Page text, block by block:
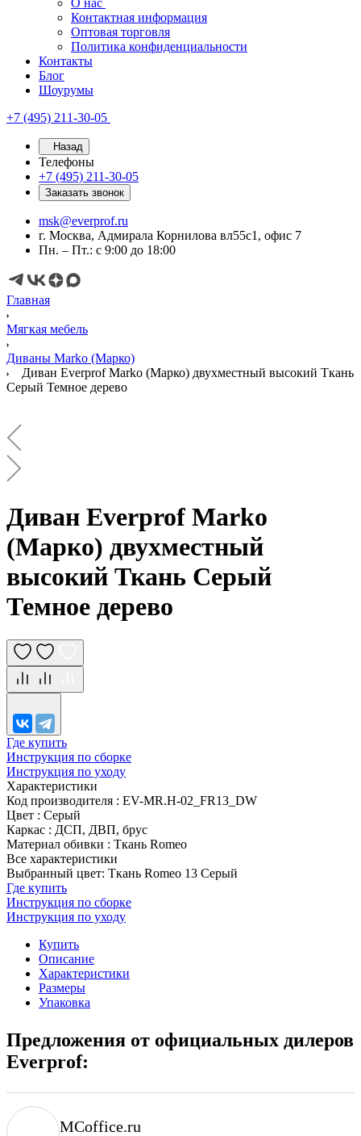
О нас
Контактная информация
Оптовая торговля
Политика конфиденциальности
Контакты
Блог
Шоурумы
+7 (495) 211-30-05
Назад
Телефоны
+7 (495) 211-30-05
Заказать звонок
msk@everprof.ru
г. Москва, Адмирала Корнилова вл55с1, офис 7
Пн. – Пт.: с 9:00 до 18:00
Главная
Мягкая мебель
Диваны Marko (Марко)
Диван Everprof Marko (Марко) двухместный высокий Ткань
Серый Темное дерево
Диван Everprof Marko
(Марко) двухместный
высокий Ткань Серый
Темное дерево
Где купить
Инструкция по сборке
Инструкция по уходу
Характеристики
Код производителя : EV-MR.H-02_FR13_DW
Цвет : Серый
Каркас : ДСП, ДВП, брус
Материал обивки : Ткань Romeo
Все характеристики
Выбранный цвет: Ткань Romeo 13 Серый
Где купить
Инструкция по сборке
Инструкция по уходу
Купить
Описание
Характеристики
Размеры
Упаковка
Предложения от официальных дилеров
Everprof:
MCoffice.ru